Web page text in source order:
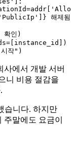
'PublicIp' ]} 해제
확인)
작"
사에서 개발 서버
니 비용 절감을
습니다. 하지만
말에도 요금이